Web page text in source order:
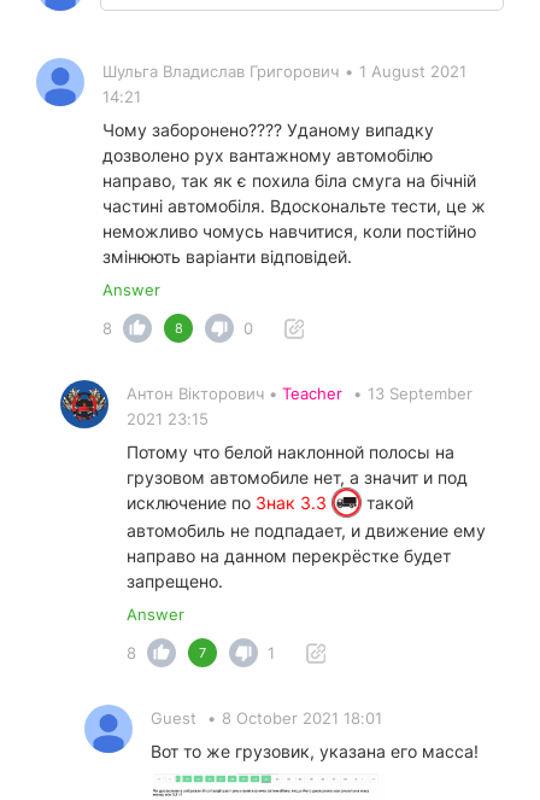
Шульга Владислав Григорович • 1 August 2021
14:21
Чому заборонено???? Уданому випадку
дозволено рух вантажному автомобілю
направо, так як є похила біла смуга на бічній
частині автомобіля. Вдоскональте тести, це ж
неможливо чомусь навчитися, коли постійно
змінюють варіанти відповідей.
Answer
8
8 0
Антон Вікторович • Teacher • 13 September
2021 23:15
Потому что белой наклонной полосы на
грузовом автомобиле нет, а значит и под
исключение по Знак 3.3
такой
автомобиль не подпадает, и движение ему
направо на данном перекрёстке будет
запрещено.
Answer
8
7 1
Guest • 8 October 2021 18:01
Вот то же грузовик, указана его масса!